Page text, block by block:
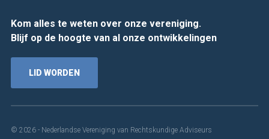
Kom alles te weten over onze vereniging.
Blijf op de hoogte van al onze ontwikkelingen
LID WORDEN
© 2026 - Nederlandse Vereniging van Rechtskundige Adviseurs